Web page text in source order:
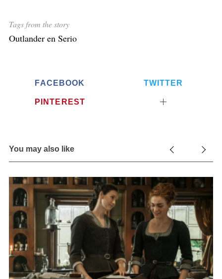
Tags from the story
Outlander en Serio
FACEBOOK TWITTER
PINTEREST
You may also like
S
e
h
o